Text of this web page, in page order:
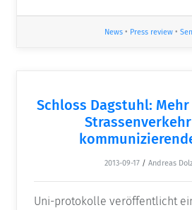
News • Press review •
Schloss Dagstuhl:
2013-09-17 / Andreas
Uni-protokolle veröffentlicht